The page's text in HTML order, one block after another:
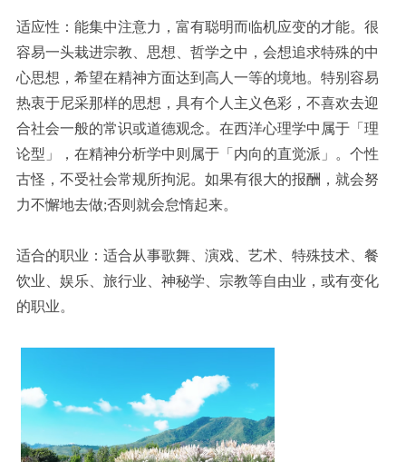
适应性：能集中注意力，富有聪明而临机应变的才能。很
容易一头栽进宗教、思想、哲学之中，会想追求特殊的中
心思想，希望在精神方面达到高人一等的境地。特别容易
热衷于尼采那样的思想，具有个人主义色彩，不喜欢去迎
合社会一般的常识或道德观念。在西洋心理学中属于「理
论型」，在精神分析学中则属于「内向的直觉派」。个性
古怪，不受社会常规所拘泥。如果有很大的报酬，就会努
力不懈地去做;否则就会怠惰起来。
适合的职业：适合从事歌舞、演戏、艺术、特殊技术、餐
饮业、娱乐、旅行业、神秘学、宗教等自由业，或有变化
的职业。